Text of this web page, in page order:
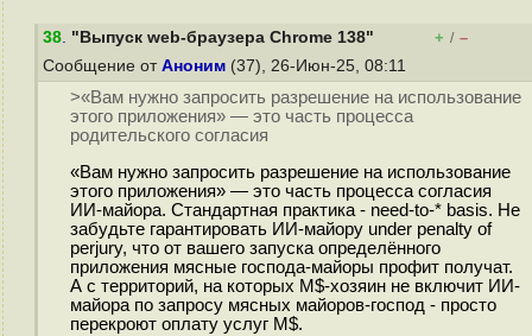
38. "Выпуск web-браузера Chrome 138" + / –
Сообщение от Аноним (37), 26-Июн-25, 08:11
>«Вам нужно запросить разрешение на использование
этого приложения» — это часть процесса
родительского согласия
«Вам нужно запросить разрешение на использование
этого приложения» — это часть процесса согласия
ИИ-майора. Стандартная практика - need-to-* basis. Не
забудьте гарантировать ИИ-майору under penalty of
perjury, что от вашего запуска определённого
приложения мясные господа-майоры профит получат.
А с территорий, на которых M$-хозяин не включит ИИ-
майора по запросу мясных майоров-господ - просто
перекроют оплату услуг M$.